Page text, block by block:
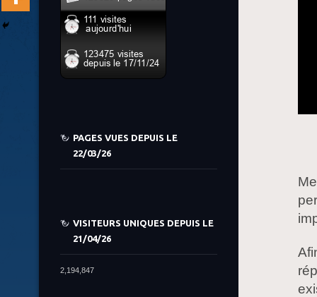
PAGES VUES DEPUIS LE
22/03/26
VISITEURS UNIQUES DEPUIS LE
21/04/26
2,194,847